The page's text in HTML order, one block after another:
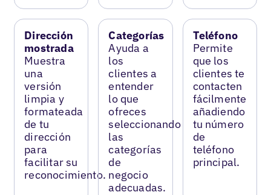
Dirección
mostrada
Muestra
una
versión
limpia y
formateada
de tu
dirección
para
facilitar su
reconocimiento.
Categorías
Ayuda a
los
clientes a
entender
lo que
ofreces
seleccionando
las
categorías
de
negocio
adecuadas.
Teléfono
Permite
que los
clientes te
contacten
fácilmente
añadiendo
tu número
de
teléfono
principal.